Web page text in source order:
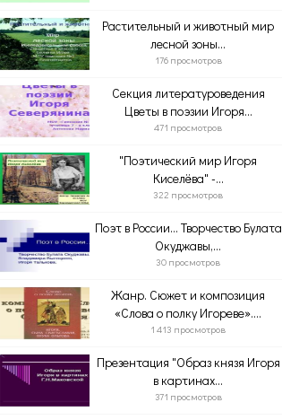
Растительный и животный мир
лесной зоны...
176 просмотров
Секция литературоведения
Цветы в поэзии Игоря...
471 просмотров
"Поэтический мир Игоря
Киселёва" -...
322 просмотров
Поэт в России… Творчество Булата
Окуджавы,...
30 просмотров
Жанр. Сюжет и композиция
«Слова о полку Игореве»....
1 413 просмотров
Презентация "Образ князя Игоря
в картинах...
371 просмотров